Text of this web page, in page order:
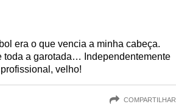
era o que vencia a minha cabeça.
toda a garotada… Independentemente
velho!
COMPARTILHAR